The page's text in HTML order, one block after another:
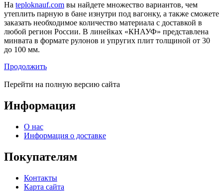
На teploknauf.com вы найдете множество вариантов, чем
утеплить парную в бане изнутри под вагонку, а также сможете
заказать необходимое количество материала с доставкой в
любой регион России. В линейках «КНАУФ» представлена
минвата в формате рулонов и упругих плит толщиной от 30
до 100 мм.
Продолжить
Перейти на полную версию сайта
Информация
О нас
Информация о доставке
Покупателям
Контакты
Карта сайта